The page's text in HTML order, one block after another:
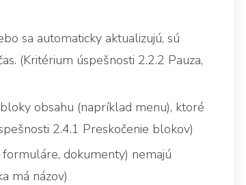
sa automaticky aktualizujú, sú
(Kritérium úspešnosti 2.2.2 Pauza,
obsahu (napríklad menu), ktoré
2.4.1 Preskočenie blokov)
dokumenty) nemajú
má názov)